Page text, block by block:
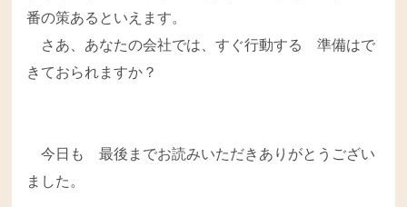
番の策あるといえます。
さあ、あなたの会社では、すぐ行動する 準備はで
きておられますか？
今日も 最後までお読みいただきありがとうござい
ました。